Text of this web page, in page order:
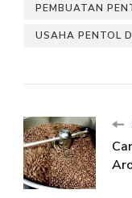
PEMBUATAN
USAHA PENTOL